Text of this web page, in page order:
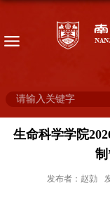
生命科学学院
制
发布者：赵勍